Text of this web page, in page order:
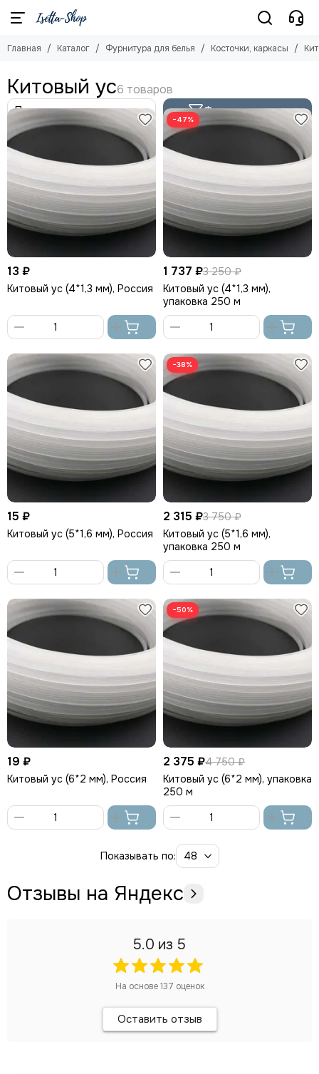
Фурнитура для белья
Косточки, каркасы
Косточки, каркасы
Каркасы для бюстгальтера
Пластиковые косточки
Китовый ус
Разделители для декольте
Кольца и Регуляторы
Крючки
Застежки
Застежки с крючками
Бантики
Бейки для бюстов
Усилители бретели
Главная Каталог Фурнитура для белья Косточки, каркасы
Китовый ус
Фильтр товаров
13 ₽
Китовый ус (4*1,3 мм), Россия
корзину
−47%
1 737 ₽3 250 ₽
Китовый ус (4*1,3 мм),
упаковка 250 м
корзину
15 ₽
Китовый ус (5*1,6 мм), Россия
корзину
−38%
2 315 ₽3 750 ₽
Китовый ус (5*1,6 мм),
упаковка 250 м
корзину
19 ₽
Китовый ус (6*2 мм), Россия
−50%
2 375 ₽4 750 ₽
Китовый ус (6*2 мм), упаковка
250 м
Показывать по:
Отзывы на Яндекс
5.0 из 5
На основе137 оценок
Оставить отзыв